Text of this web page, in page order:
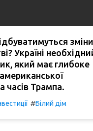
зміни
Україні
який має глибоке
часів Трампа.
#Білий дім